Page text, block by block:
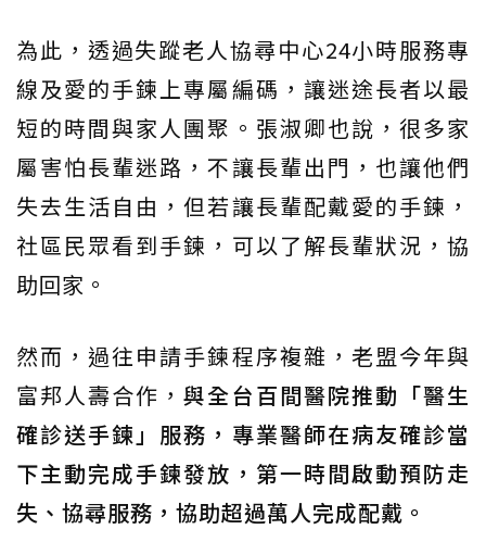
為此，透過失蹤老人協尋中心24小時服務專
線及愛的手鍊上專屬編碼，讓迷途長者以最
短的時間與家人團聚。張淑卿也說，很多家
屬害怕長輩迷路，不讓長輩出門，也讓他們
失去生活自由，但若讓長輩配戴愛的手鍊，
社區民眾看到手鍊，可以了解長輩狀況，協
助回家。
然而，過往申請手鍊程序複雜，老盟今年與
富邦人壽合作，與全台百間醫院推動「醫生
確診送手鍊」服務，專業醫師在病友確診當
下主動完成手鍊發放，第一時間啟動預防走
失、協尋服務，協助超過萬人完成配戴。